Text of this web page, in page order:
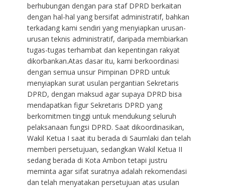
berhubungan dengan para staf DPRD berkaitan
dengan hal-hal yang bersifat administratif, bahkan
terkadang kami sendiri yang menyiapkan urusan-
urusan teknis administratif, daripada membiarkan
tugas-tugas terhambat dan kepentingan rakyat
dikorbankan.Atas dasar itu, kami berkoordinasi
dengan semua unsur Pimpinan DPRD untuk
menyiapkan surat usulan pergantian Sekretaris
DPRD, dengan maksud agar supaya DPRD bisa
mendapatkan figur Sekretaris DPRD yang
berkomitmen tinggi untuk mendukung seluruh
pelaksanaan fungsi DPRD. Saat dikoordinasikan,
Wakil Ketua I saat itu berada di Saumlaki dan telah
memberi persetujuan, sedangkan Wakil Ketua II
sedang berada di Kota Ambon tetapi justru
meminta agar sifat suratnya adalah rekomendasi
dan telah menyatakan persetujuan atas usulan